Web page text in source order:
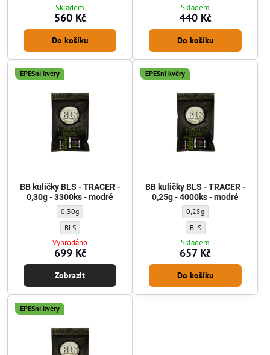
Skladem
560 Kč
Do košíku
Skladem
440 Kč
Do košíku
EPESní kvéry
BB kuličky BLS - TRACER -
0,30g - 3300ks - modré
BB kuličky BLS - TRACER - 0,30g - 3300ks - modré - Gramáž kuliček:
0,30g
BB kuličky BLS - TRACER - 0,30g - 3300ks - modré - Výrobce kuliček:
BLS
Vyprodáno
699 Kč
Zobrazit
EPESní kvéry
BB kuličky BLS - TRACER -
0,25g - 4000ks - modré
BB kuličky BLS - TRACER
0,25g
BB kuličky BLS -
BLS
Skladem
657 Kč
Do košíku
EPESní kvéry